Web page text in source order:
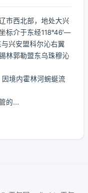
市西北部，地处大兴
标介于东经118°46′—
与兴安盟科尔沁右翼
林郭勒盟东乌珠穆沁
因境内霍林河蜿蜒流
的...